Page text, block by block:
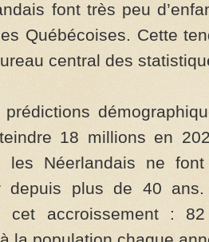
font très peu
Québécoises. Cette
central des
18 millions en
les Néerlandais ne
depuis plus de 40
cet accroissement :